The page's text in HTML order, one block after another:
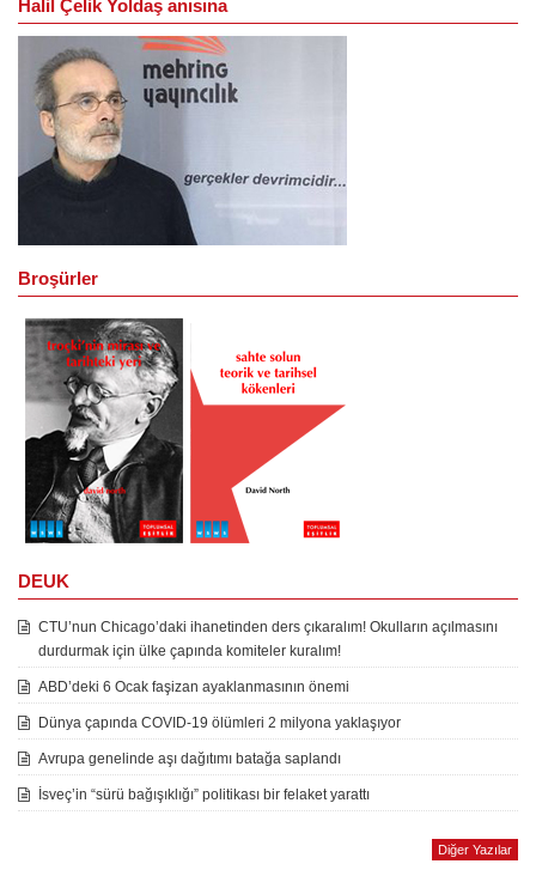
Halil Çelik Yoldaş anısına
Broşürler
DEUK
CTU’nun Chicago’daki ihanetinden ders çıkaralım! Okulların açılmasını
durdurmak için ülke çapında komiteler kuralım!
ABD’deki 6 Ocak faşizan ayaklanmasının önemi
Dünya çapında COVID-19 ölümleri 2 milyona yaklaşıyor
Avrupa genelinde aşı dağıtımı batağa saplandı
İsveç’in “sürü bağışıklığı” politikası bir felaket yarattı
Diğer Yazılar